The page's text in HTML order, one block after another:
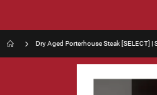
Dry Aged Porterhouse Steak [SELECT] |